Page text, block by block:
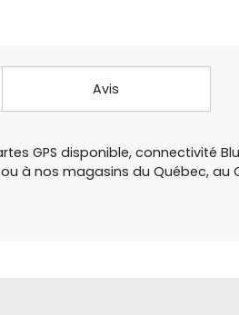
Avis
GPS disponible, connectivité
à nos magasins du Québec, au